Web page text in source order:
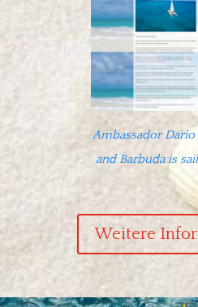
Ambassador
and Barbuda is
Weitere